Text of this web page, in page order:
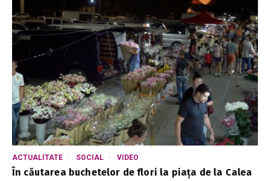
ACTUALITATE SOCIAL VIDEO
În căutarea buchetelor de flori la piața de la Calea